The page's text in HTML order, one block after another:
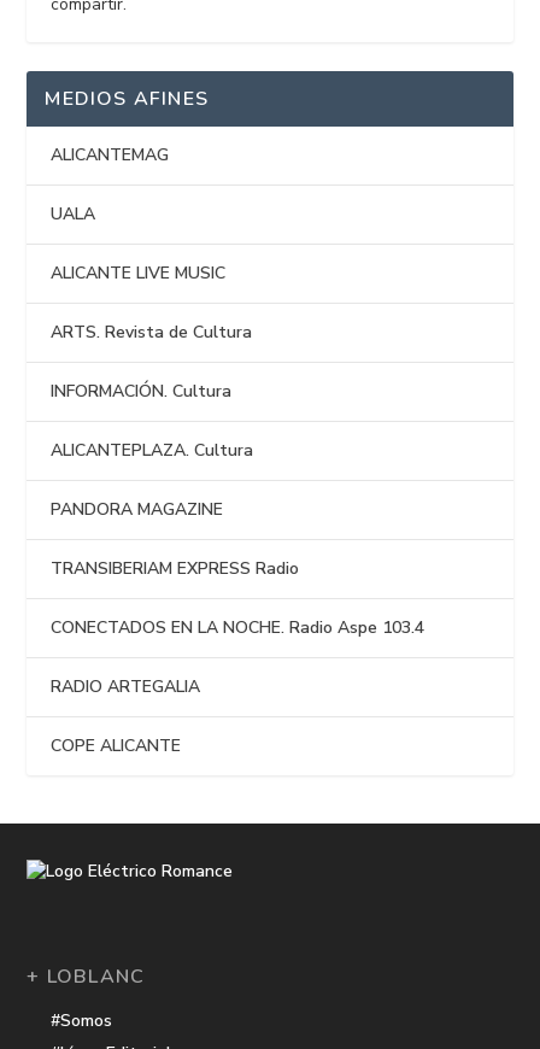
compartir.
MEDIOS AFINES
ALICANTEMAG
UALA
ALICANTE LIVE MUSIC
ARTS. Revista de Cultura
INFORMACIÓN. Cultura
ALICANTEPLAZA. Cultura
PANDORA MAGAZINE
TRANSIBERIAM EXPRESS Radio
CONECTADOS EN LA NOCHE. Radio Aspe 103.4
RADIO ARTEGALIA
COPE ALICANTE
+ LOBLANC
#Somos